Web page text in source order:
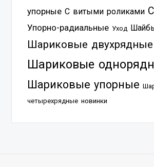
упорные С витыми роликами
Упорно-радиальные Уход
Шариковые двухрядные
Шариковые
Шариковые упорные
четырехрядные новинки